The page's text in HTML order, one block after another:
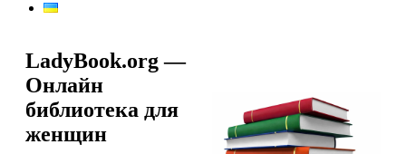
LadyBook.org —
Онлайн
библиотека для
женщин